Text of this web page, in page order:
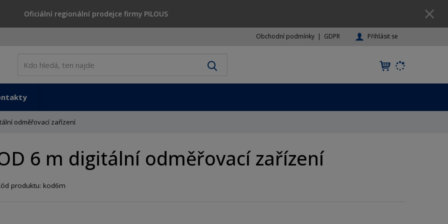
Oficiální regionální prodejce firmy PILOUS
Obchodní podmínky GDPR Přihlásit se
e
t
e
odměřovací zařízení
6 m digitální odměřovací zařízení
produktu: kod6m